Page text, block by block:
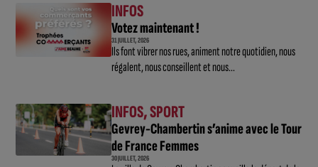
INFOS
Votez maintenant !
31 JUILLET, 2026
Ils font vibrer nos rues, animent notre quotidien, nous
régalent, nous conseillent et nous...
INFOS,SPORT
Gevrey-Chambertin s’anime avec le Tour
de France Femmes
30 JUILLET, 2026